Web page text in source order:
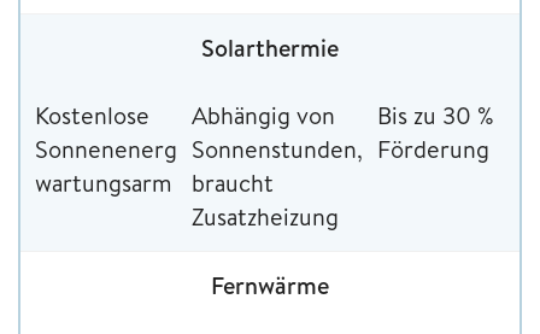
Solarthermie
Kostenlose
Sonnenenergie,
wartungsarm
Abhängig von
Sonnenstunden,
braucht
Zusatzheizung
Bis zu 30 %
Förderung
Fernwärme